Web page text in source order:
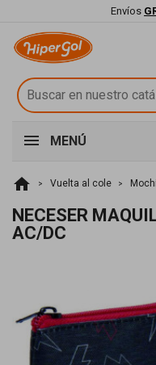
Envíos
MENÚ
home Vuelta al cole
NECESER
AC/DC